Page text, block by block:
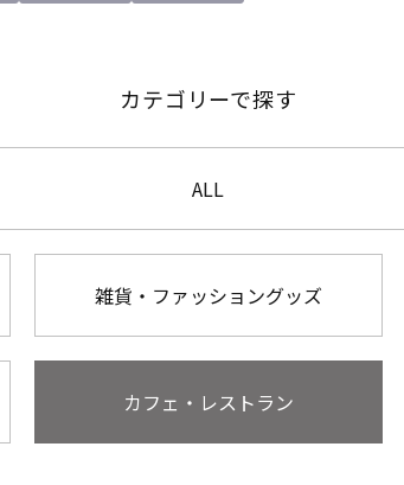
カテゴリーで探す
ALL
雑貨・ファッショングッズ
カフェ・レストラン